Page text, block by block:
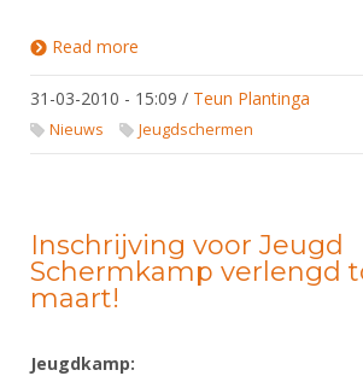
Read more
31-03-2010 - 15:09 / Teun Plantinga
Nieuws Jeugdschermen
Inschrijving voor Jeugd
Schermkamp verlengd
maart!
Jeugdkamp: